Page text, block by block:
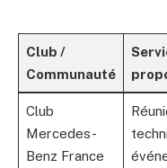
Club /
Communauté
Club
Mercedes-
Benz France